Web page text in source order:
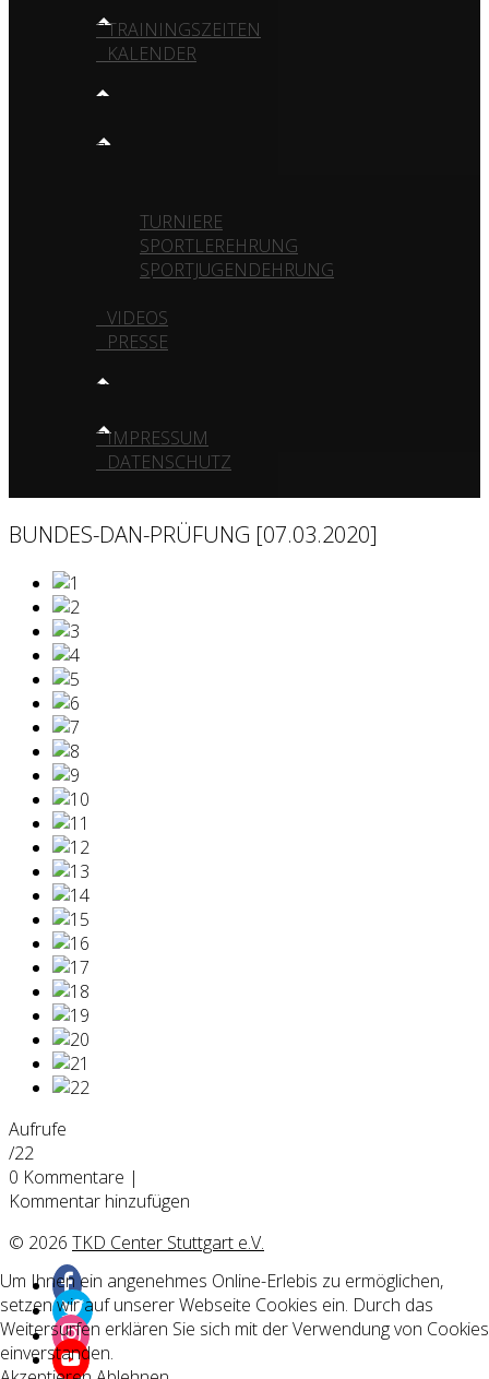
TRAININGSZEITEN
KALENDER
MEDIA
GALERIE
TURNIERE
SPORTLEREHRUNG
SPORTJUGENDEHRUNG
VIDEOS
PRESSE
KONTAKT
IMPRESSUM
DATENSCHUTZ
BUNDES-DAN-PRÜFUNG [07.03.2020]
Aufrufe
/22
0 Kommentare |
Kommentar hinzufügen
© 2026 TKD Center Stuttgart e.V.
Um Ihnen ein angenehmes Online-Erlebis zu ermöglichen,
setzen wir auf unserer Webseite Cookies ein. Durch das
Weitersurfen erklären Sie sich mit der Verwendung von Cookies
einverstanden.